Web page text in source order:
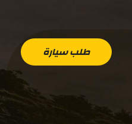
طلب سيارة